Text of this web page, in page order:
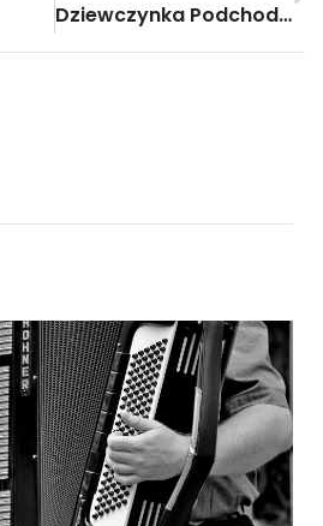
Dziewczynka Podchodzi I Wrzuca Pieniążek, Nagle Zbiega Się Tłum Ludzi.